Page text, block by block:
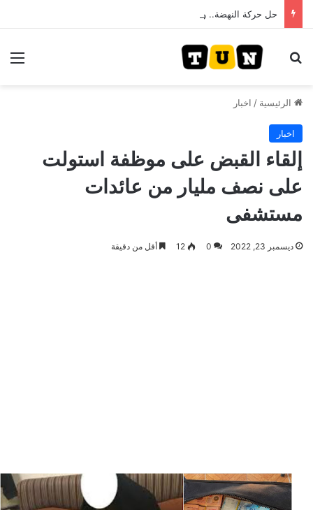
بحث عن
الرئيسية / اخبار
اخبار
إلقاء القبض على موظفة استولت
على نصف مليار من عائدات
مستشفى
ديسمبر 23, 2022 0
12 أقل من دقيقة